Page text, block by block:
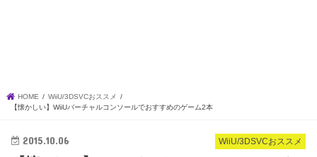
HOME
WiiU/3DSVCおススメ
【懐かしい】WiiUバーチャルコンソールでおすすめのゲーム2本
WiiU/3DSVCおススメ
2015.10.06